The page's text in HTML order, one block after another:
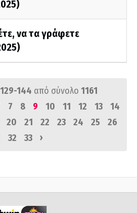
να τα γράφετε
129-144 από σύνολο 1161
7 8 9 10 11 12 13
14
20 21 22 23 24 25
26
32 33 ›